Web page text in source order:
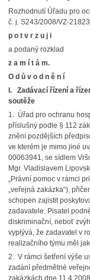
Rozhodnutí Úřadu pro
č. j. S243/2008/VZ-
p o t v r z u j i
a podaný rozklad
z a m í t á m.
O d ů v o d n ě n í
I. Zadávací řízení a
soutěže
1. Úřad pro ochranu
příslušný podle § 112
znění pozdějších
ve kterém je mimo jiné
00063941, se sídlem
Mgr. Vladislavem
„Právní pomoc v rámci
„veřejná zakázka“),
schopen zajistit
zadavatele. Pisatel
diskriminační, neboť
vyplývá, že zadavatel v
realizačního týmu měl
2. V rámci šetření výše
zadání předmětné
zakázkách dne